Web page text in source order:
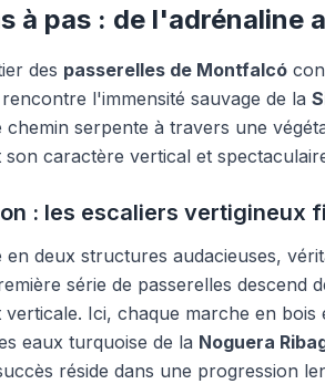
à pas : de l'adrénaline
des passerelles de Montfalcó
l'immensité sauvage de la
serpente à travers une
caractère vertical et
: les escaliers vertigineux
en deux structures audacieuses,
série de passerelles descend
Ici, chaque marche en
eaux turquoise de la Noguera
réside dans une progression